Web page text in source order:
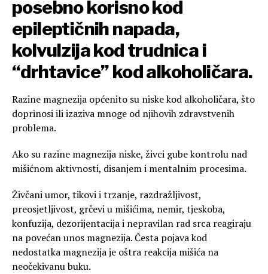
posebno korisno kod
epileptičnih napada,
kolvulzija kod trudnica i
“drhtavice” kod alkoholičara.
Razine magnezija općenito su niske kod alkoholičara, što
doprinosi ili izaziva mnoge od njihovih zdravstvenih
problema.
Ako su razine magnezija niske, živci gube kontrolu nad
mišićnom aktivnosti, disanjem i mentalnim procesima.
Živčani umor, tikovi i trzanje, razdražljivost,
preosjetljivost, grčevi u mišićima, nemir, tjeskoba,
konfuzija, dezorijentacija i nepravilan rad srca reagiraju
na povećan unos magnezija. Česta pojava kod
nedostatka magnezija je oštra reakcija mišića na
neočekivanu buku.